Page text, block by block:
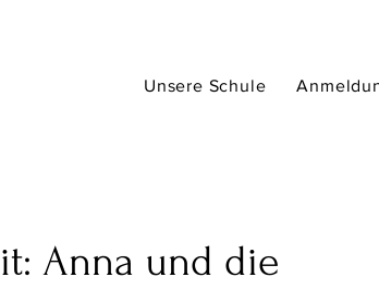
Unsere Schule
Anna und die